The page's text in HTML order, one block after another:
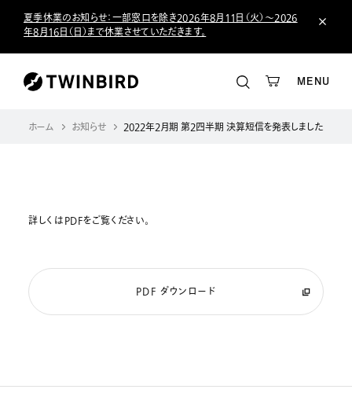
夏季休業のお知らせ：一部窓口を除き2026年8月11日（火）～2026
年8月16日（日）まで休業させていただきます。
MENU
ホーム お知らせ 2022年2月期 第2四半期 決算短信を発表しました。
詳しくはPDFをご覧ください。
PDF ダウンロード